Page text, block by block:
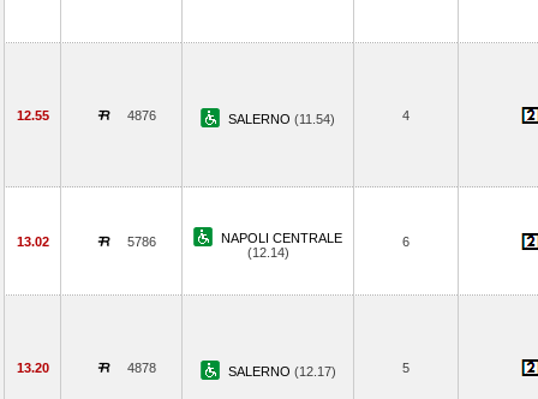
12.55 4876 SALERNO (11.54) 4
13.02 5786
NAPOLI CENTRALE
(12.14)
6
13.20 4878 SALERNO (12.17) 5